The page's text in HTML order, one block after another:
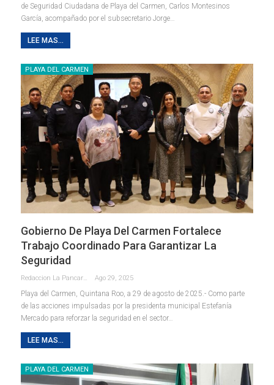
de Seguridad Ciudadana de Playa del Carmen, Carlos Montesinos
García, acompañado por el subsecretario Jorge…
LEE MAS...
PLAYA DEL CARMEN
Gobierno De Playa Del Carmen Fortalece
Trabajo Coordinado Para Garantizar La
Seguridad
Ago 29, 2025
Playa del Carmen, Quintana Roo, a 29 de agosto de 2025.- Como parte
de las acciones impulsadas por la presidenta municipal Estefanía
Mercado para reforzar la seguridad en el sector…
LEE MAS...
PLAYA DEL CARMEN